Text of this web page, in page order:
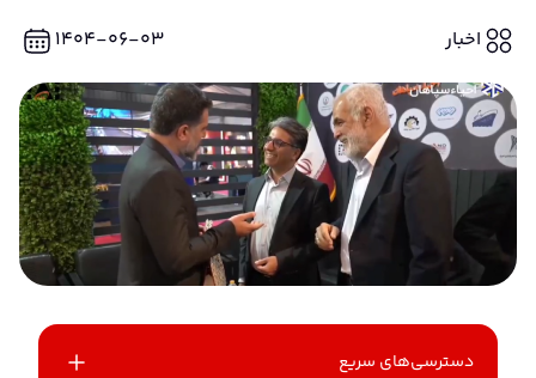
اخبار ۱۴۰۴-۰۶-۰۳
دسترسی‌های سریع